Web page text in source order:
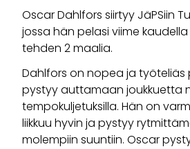
Oscar Dahlfors siirtyy JäPSiin
jossa hän pelasi viime kaudella
tehden 2 maalia.
Dahlfors on nopea ja työteliäs
pystyy auttamaan joukkuetta
tempokuljetuksilla. Hän on
liikkuu hyvin ja pystyy
molempiin suuntiin. Oscar